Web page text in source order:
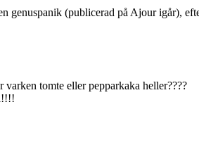
genuspanik (publicerad på Ajour igår),
tomte eller pepparkaka heller????